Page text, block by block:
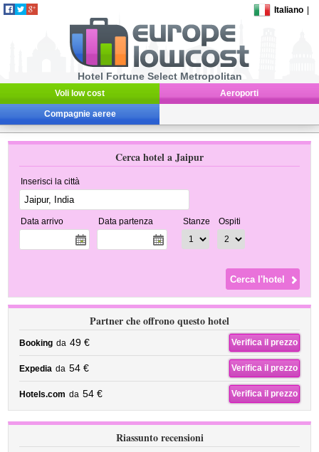
Italiano
Hotel Fortune Select Metropolitan
Voli low cost Aeroporti
Compagnie aeree
Cerca hotel a Jaipur
Inserisci la città
Data arrivo Data partenza Stanze Ospiti
Partner che offrono questo hotel
Booking da 49 € Verifica il prezzo
Expedia da 54 € Verifica il prezzo
Hotels.com da 54 € Verifica il prezzo
Riassunto recensioni